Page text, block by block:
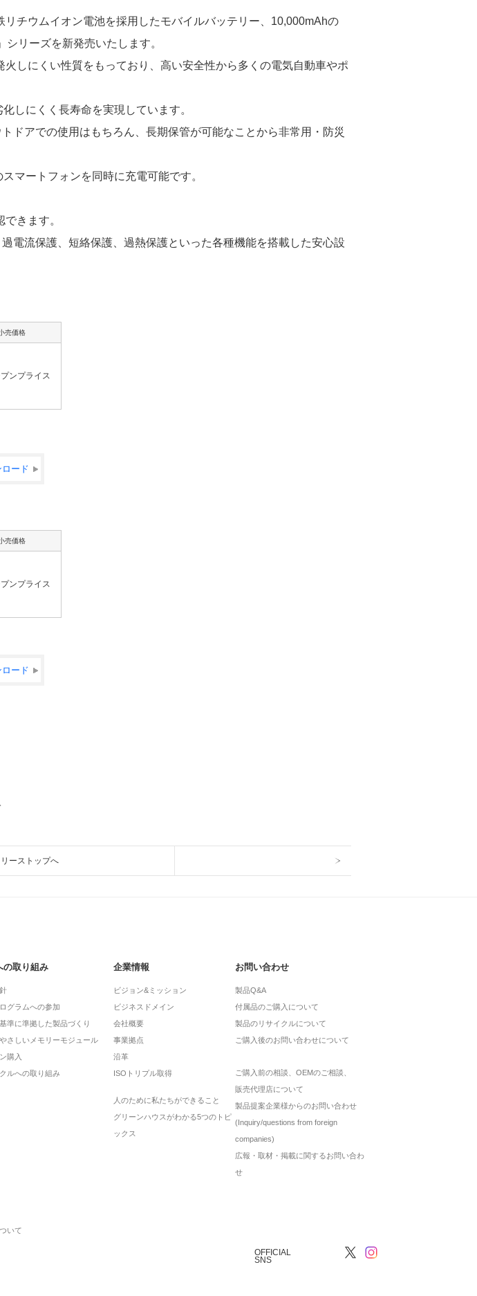
チウムイオン電池を採用したモバイルバッテリー、10,000mAhの
リーズを新発売いたします。
しにくい性質をもっており、高い安全性から多くの電気自動車やポ
しにくく長寿命を実現しています。
ドアでの使用はもちろん、長期保管が可能なことから非常用・防災
マートフォンを同時に充電可能です。
きます。
電流保護、短絡保護、過熱保護といった各種機能を搭載した安心設
売価格
ンプライス
ード
売価格
ンプライス
ード
ーストップへ
の取り組み
グラムへの参加
準に準拠した製品づくり
さしいメモリーモジュール
購入
ルへの取り組み
企業情報
ビジョン&ミッション
ビジネスドメイン
会社概要
事業拠点
沿革
ISOトリプル取得
人のために私たちができること
グリーンハウスがわかる5つのトピ
ックス
お問い合わせ
製品Q&A
付属品のご購入について
製品のリサイクルについて
ご購入後のお問い合わせについて
ご購入前の相談、OEMのご相談、
販売代理店について
製品提案企業様からのお問い合わせ
(Inquiry/questions from foreign
companies)
広報・取材・掲載に関するお問い合わ
せ
いて
OFFICIAL
SNS